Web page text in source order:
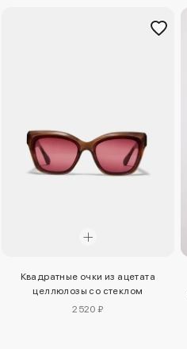
Квадратные очки из ацетата
целлюлозы со стеклом
2520 ₽